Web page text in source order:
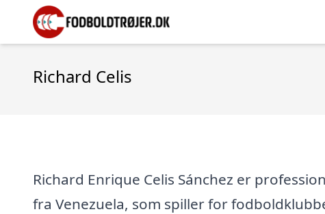
Richard Celis
Richard Enrique Celis Sánchez er
fra Venezuela, som spiller for